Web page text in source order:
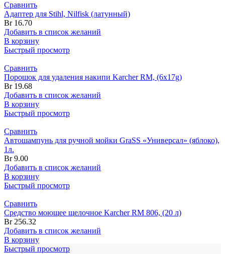
Сравнить
Адаптер для Stihl, Nilfisk (латунный)
Br16.70
Добавить в список желаний
В корзину
Быстрый просмотр
Сравнить
Порошок для удаления накипи Karcher RM, (6x17g)
Br19.68
Добавить в список желаний
В корзину
Быстрый просмотр
Сравнить
Автошампунь для ручной мойки GraSS «Универсал» (яблоко),
1л.
Br9.00
Добавить в список желаний
В корзину
Быстрый просмотр
Сравнить
Средство моющее щелочное Karcher RM 806, (20 л)
Br256.32
Добавить в список желаний
В корзину
Быстрый просмотр